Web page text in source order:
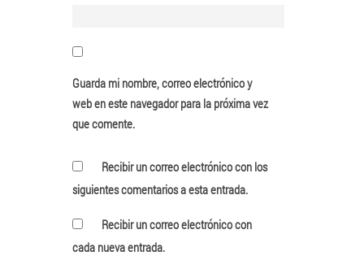
Guarda mi nombre, correo electrónico y
web en este navegador para la próxima vez
que comente.
Recibir un correo electrónico con los
siguientes comentarios a esta entrada.
Recibir un correo electrónico con
cada nueva entrada.